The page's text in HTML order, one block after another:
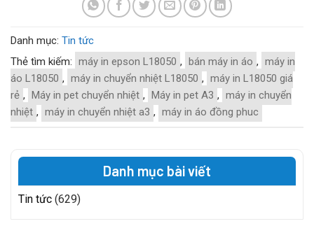
Danh mục: Tin tức
Thẻ tìm kiếm: máy in epson L18050 , bán máy in áo , máy in
áo L18050 , máy in chuyển nhiệt L18050 , máy in L18050 giá
rẻ , Máy in pet chuyển nhiệt , Máy in pet A3 , máy in chuyển
nhiệt , máy in chuyển nhiệt a3 , máy in áo đồng phuc
Danh mục bài viết
Tin tức (629)